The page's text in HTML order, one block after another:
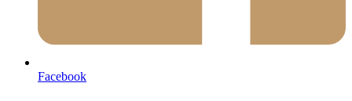
Facebook